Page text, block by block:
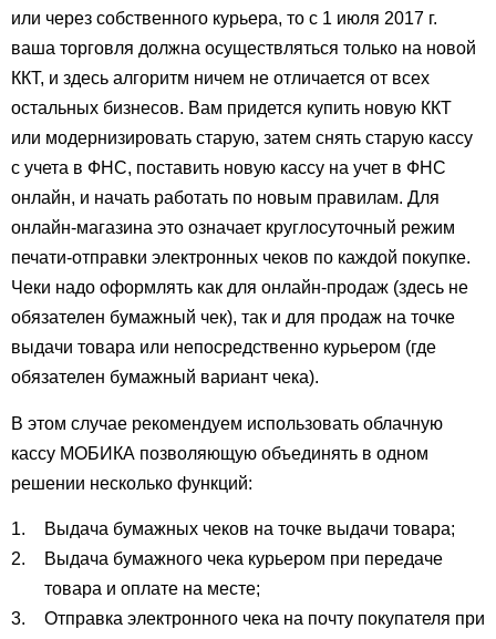
или через собственного курьера, то с 1 июля 2017 г.
ваша торговля должна осуществляться только на новой
ККТ, и здесь алгоритм ничем не отличается от всех
остальных бизнесов. Вам придется купить новую ККТ
или модернизировать старую, затем снять старую кассу
с учета в ФНС, поставить новую кассу на учет в ФНС
онлайн, и начать работать по новым правилам. Для
онлайн-магазина это означает круглосуточный режим
печати-отправки электронных чеков по каждой покупке.
Чеки надо оформлять как для онлайн-продаж (здесь не
обязателен бумажный чек), так и для продаж на точке
выдачи товара или непосредственно курьером (где
обязателен бумажный вариант чека).
В этом случае рекомендуем использовать облачную
кассу MOБИКА позволяющую объединять в одном
решении несколько функций:
Выдача бумажных чеков на точке выдачи товара;
Выдача бумажного чека курьером при передаче
товара и оплате на месте;
Отправка электронного чека на почту покупателя при